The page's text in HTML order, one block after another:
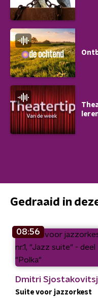
Gedraaid in
08:56
Dmitri Sjostakovitsj
Suite voor jazzorkest